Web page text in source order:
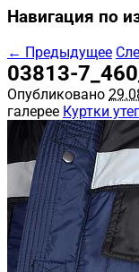
Навигация по
← Предыдущее
03813-
Опубликовано
галерее Куртки